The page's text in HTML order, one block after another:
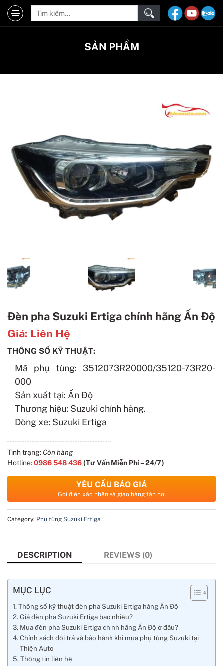
SẢN PHẨM
Đèn pha Suzuki Ertiga chính hãng Ấn Độ
Giá: Liên Hệ
THÔNG SỐ KỸ THUẬT:
Mã phụ tùng: 3512073R20000/35120-73R20-
000
Sản xuất tại: Ấn Độ
Thương hiệu: Suzuki chính hãng.
Dòng xe: Suzuki Ertiga
Tình trạng: Còn hàng
Hotline:0986 548 436(Tư Vấn Miễn Phí – 24/7)
YÊU CẦU BÁO GIÁ
Gọi điện xác nhận và giao hàng tận nơi
Category: Phụ tùng Suzuki Ertiga
DESCRIPTION REVIEWS (0)
MỤC LỤC
Thông số kỹ thuật đèn pha Suzuki Ertiga hàng Ấn Độ
Giá đèn pha Suzuki Ertiga bao nhiêu?
Mua đèn pha Suzuki Ertiga chính hãng Ấn Độ ở đâu?
Chính sách đổi trả và bảo hành khi mua phụ tùng Suzuki tại
Thiện Auto
Thông tin liên hệ